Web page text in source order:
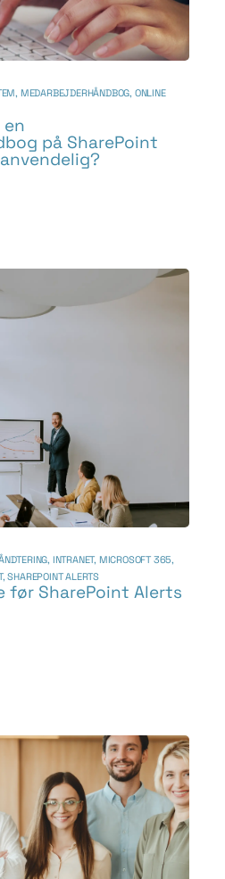
, MEDARBEJDERHÅNDBOG, ONLINE
en
på SharePoint
, INTRANET, MICROSOFT 365,
,SHAREPOINT ALERTS
før SharePoint Alerts